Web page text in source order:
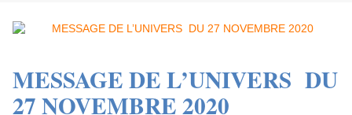
MESSAGE DE L’UNIVERS DU
27 NOVEMBRE 2020